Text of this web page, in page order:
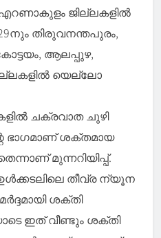
ജില്ലകളിൽ
തിരുവനന്തപുരം,
ആലപ്പുഴ,
യെല്ലോ
ചക്രവാത ചുഴി
ഭാഗമാണ് ശക്തമായ
മുന്നറിയിപ്പ്.
തീവ്ര ന്യൂന
ശക്തി
ഇത് വീണ്ടും ശക്തി